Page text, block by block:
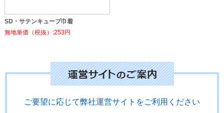
SD・サテンキューブ巾着
無地単価（税抜）:253円
ご要望に応じて弊社運営サイトをご利用ください